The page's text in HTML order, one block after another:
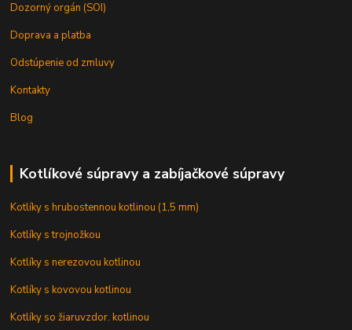
Dozorný orgán (SOI)
Doprava a platba
Odstúpenie od zmluvy
Kontakty
Blog
Kotlíkové súpravy a zabíjačkové súpravy
Kotlíky s hrubostennou kotlinou (1,5 mm)
Kotlíky s trojnožkou
Kotlíky s nerezovou kotlinou
Kotlíky s kovovou kotlinou
Kotlíky so žiaruvzdor. kotlinou